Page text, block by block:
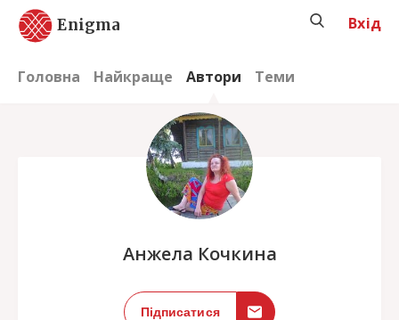
Enigma
Головна Найкраще Автори Теми
Вхід
Анжела Кочкина
Підписатися